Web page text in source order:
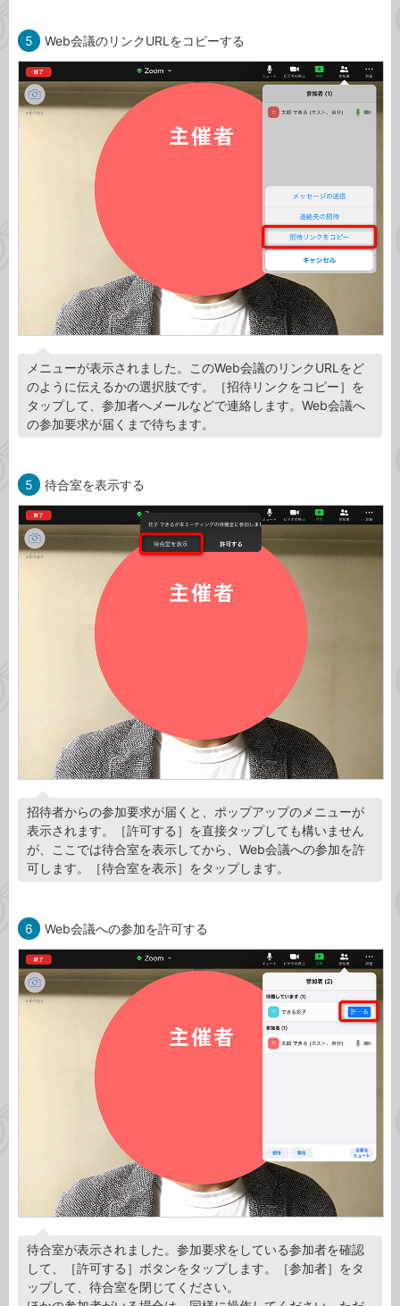
5 Web会議のリンクURLをコピーする
メニューが表示されました。このWeb会議のリンクURLをど
のように伝えるかの選択肢です。［招待リンクをコピー］を
タップして、参加者へメールなどで連絡します。Web会議へ
の参加要求が届くまで待ちます。
5 待合室を表示する
招待者からの参加要求が届くと、ポップアップのメニューが
表示されます。［許可する］を直接タップしても構いません
が、ここでは待合室を表示してから、Web会議への参加を許
可します。［待合室を表示］をタップします。
6 Web会議への参加を許可する
待合室が表示されました。参加要求をしている参加者を確認
して、［許可する］ボタンをタップします。［参加者］をタ
ップして、待合室を閉じてください。